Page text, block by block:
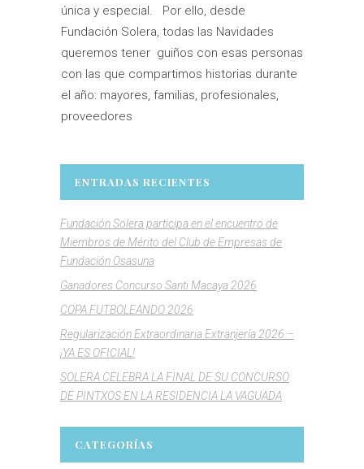
única y especial. Por ello, desde
Fundación Solera, todas las Navidades
queremos tener guiños con esas personas
con las que compartimos historias durante
el año: mayores, familias, profesionales,
proveedores
ENTRADAS RECIENTES
Fundación Solera participa en el encuentro de
Miembros de Mérito del Club de Empresas de
Fundación Osasuna
Ganadores Concurso Santi Macaya 2026
COPA FUTBOLEANDO 2026
Regularización Extraordinaria Extranjería 2026 –
¡YA ES OFICIAL!
SOLERA CELEBRA LA FINAL DE SU CONCURSO
DE PINTXOS EN LA RESIDENCIA LA VAGUADA
CATEGORÍAS